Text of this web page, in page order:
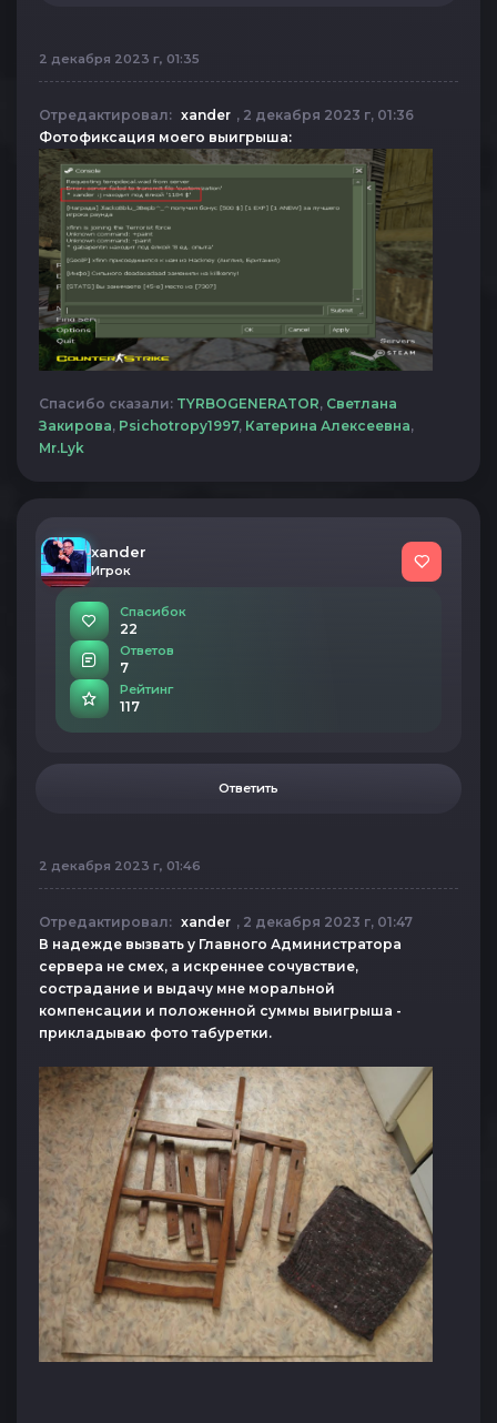
2 декабря 2023 г, 01:35
Отредактировал: xander , 2 декабря 2023 г, 01:36
Фотофиксация моего выигрыша:
Спасибо сказали: TYRBOGENERATOR, Светлана
Закирова, Psichotropy1997, Катерина Алексеевна,
Mr.Lyk
xander
Игрок
Спасибок
22
Ответов
7
Рейтинг
117
Ответить
2 декабря 2023 г, 01:46
Отредактировал: xander , 2 декабря 2023 г, 01:47
В надежде вызвать у Главного Администратора
сервера не смех, а искреннее сочувствие,
сострадание и выдачу мне моральной
компенсации и положенной суммы выигрыша -
прикладываю фото табуретки.